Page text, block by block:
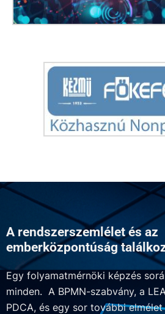
A rendszerszemlélet és az
emberközpontúság
Egy folyamatmérnöki képzés
minden. A BPMN-szabvány, a
PDCA, és egy sor további